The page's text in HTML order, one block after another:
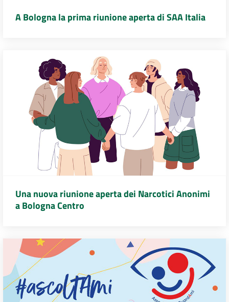
A Bologna la prima riunione aperta di SAA Italia
Una nuova riunione aperta dei Narcotici Anonimi
a Bologna Centro